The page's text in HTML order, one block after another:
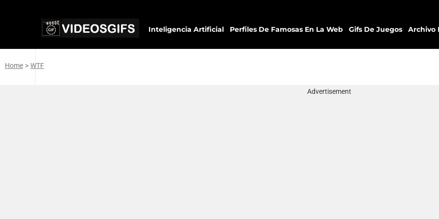
Inteligencia Artificial Perfiles De Famosas En La Web Gifs De Juegos Archivo
Home > WTF
Advertisement